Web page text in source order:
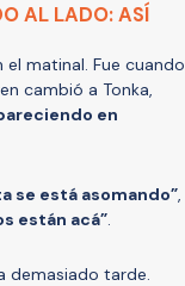
AL LADO: ASÍ
matinal. Fue cuando
cambió a Tonka,
en
se está asomando”,
están acá”.
demasiado tarde.